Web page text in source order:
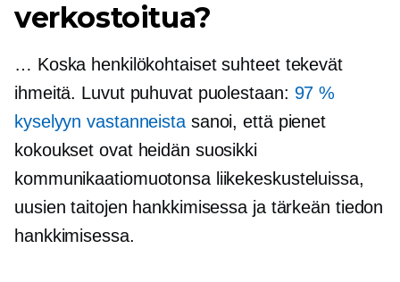
verkostoitua?
… Koska henkilökohtaiset suhteet tekevät
ihmeitä. Luvut puhuvat puolestaan: 97 %
kyselyyn vastanneistasanoi, että pienet
kokoukset ovat heidän suosikki
kommunikaatiomuotonsa liikekeskusteluissa,
uusien taitojen hankkimisessa ja tärkeän tiedon
hankkimisessa.